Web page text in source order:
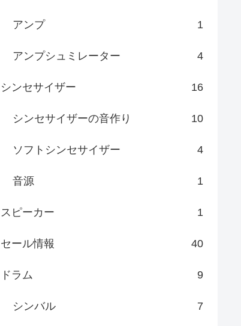
アンプ 1
アンプシュミレーター 4
シンセサイザー 16
シンセサイザーの音作り 10
ソフトシンセサイザー 4
音源 1
スピーカー 1
セール情報 40
ドラム 9
シンバル 7